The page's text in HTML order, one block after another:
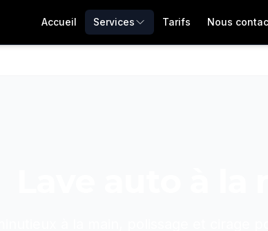
Accueil Services Tarifs Nous